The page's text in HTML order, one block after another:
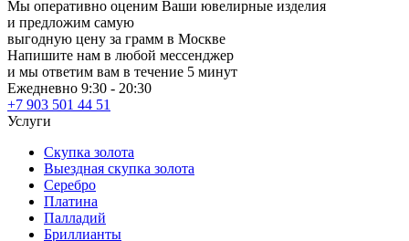
Мы оперативно оценим Ваши ювелирные изделия
и предложим самую
выгодную цену за грамм в Москве
Напишите нам в любой мессенджер
и мы ответим вам в течение 5 минут
Ежедневно 9:30 - 20:30
+7 903 501 44 51
Услуги
Скупка золота
Выездная скупка золота
Серебро
Платина
Палладий
Бриллианты